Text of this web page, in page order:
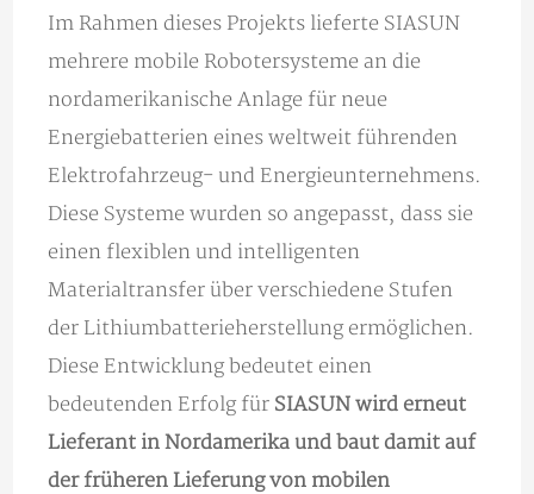
Im Rahmen dieses Projekts lieferte SIASUN
mehrere mobile Robotersysteme an die
nordamerikanische Anlage für neue
Energiebatterien eines weltweit führenden
Elektrofahrzeug- und Energieunternehmens.
Diese Systeme wurden so angepasst, dass sie
einen flexiblen und intelligenten
Materialtransfer über verschiedene Stufen
der Lithiumbatterieherstellung ermöglichen.
Diese Entwicklung bedeutet einen
bedeutenden Erfolg für SIASUN wird erneut
Lieferant in Nordamerika und baut damit auf
der früheren Lieferung von mobilen